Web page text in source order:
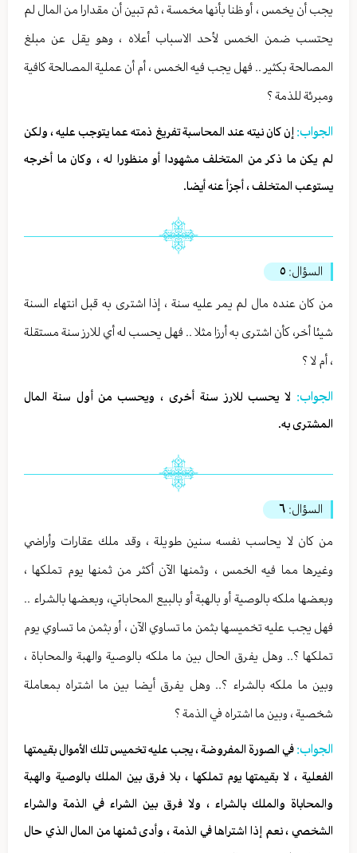
يجب أن يخمس ، أو ظنا بأنها مخمسة ، ثم تبين أن مقدارا من المال لم
يحتسب ضمن الخمس لأحد الاسباب أعلاه ، وهو يقل عن مبلغ
المصالحة بكثير .. فهل يجب فيه الخمس ، أم أن عملية المصالحة كافية
ومبرئة للذمة ؟
الجواب: إن كان نيته عند المحاسبة تفريغ ذمته عما يتوجب عليه ، ولكن
لم يكن ما ذكر من المتخلف مشهودا أو منظورا له ، وكان ما أخرجه
يستوعب المتخلف ، أجزأ عنه أيضا.
السؤال: ٥
من كان عنده مال لم يمر عليه سنة ، إذا اشترى به قبل انتهاء السنة
شيئا أخر، كأن اشترى به أرزا مثلا .. فهل يحسب له أي للارز سنة مستقلة
، أم لا ؟
الجواب: لا يحسب للارز سنة أخرى ، ويحسب من أول سنة المال
المشترى به.
السؤال: ٦
من كان لا يحاسب نفسه سنين طويلة ، وقد ملك عقارات وأراضي
وغيرها مما فيه الخمس ، وثمنها الآن أكثر من ثمنها يوم تملكها ،
وبعضها ملكه بالوصية أو بالهبة أو بالبيع المحاباتي، وبعضها بالشراء ..
فهل يجب عليه تخميسها بثمن ما تساوي الآن ، أو بثمن ما تساوي يوم
تملكها ؟.. وهل يفرق الحال بين ما ملكه بالوصية والهبة والمحاباة ،
وبين ما ملكه بالشراء ؟.. وهل يفرق أيضا بين ما اشتراه بمعاملة
شخصية ، وبين ما اشتراه في الذمة ؟
الجواب: في الصورة المفروضة ، يجب عليه تخميس تلك الأموال بقيمتها
الفعلية ، لا بقيمتها يوم تملكها ، بلا فرق بين الملك بالوصية والهبة
والمحاباة والملك بالشراء ، ولا فرق بين الشراء في الذمة والشراء
الشخصي ، نعم إذا اشتراها في الذمة ، وأدى ثمنها من المال الذي حال